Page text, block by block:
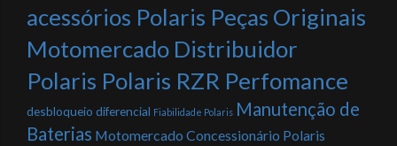
acessórios Polaris Peças Originais
Motomercado Distribuidor
Polaris Polaris RZR Perfomance
desbloqueio diferencial Fiabilidade Polaris Manutenção de
Baterias Motomercado Concessionário Polaris